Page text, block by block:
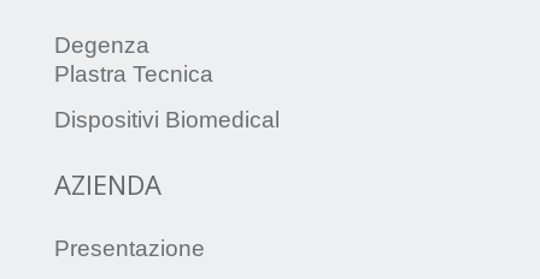
Degenza
Plastra Tecnica
Dispositivi Biomedical
AZIENDA
Presentazione